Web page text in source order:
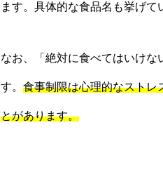
ます。具体的な食品名も挙げて
なお、「絶対に食べてはいけ
す。 食事制限は心理的なストレ
とがあります。